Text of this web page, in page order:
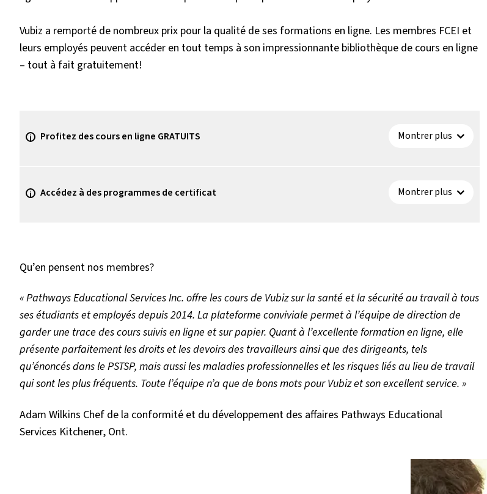
Vubiz a remporté de nombreux prix pour la qualité de ses formations en ligne. Les membres FCEI et
leurs employés peuvent accéder en tout temps à son impressionnante bibliothèque de cours en ligne
– tout à fait gratuitement!
Profitez des cours en ligne GRATUITS Montrer plus
Accédez à des programmes de certificat Montrer plus
Qu’en pensent nos membres?
« Pathways Educational Services Inc. offre les cours de Vubiz sur la santé et la sécurité au travail à tous
ses étudiants et employés depuis 2014. La plateforme conviviale permet à l’équipe de direction de
garder une trace des cours suivis en ligne et sur papier. Quant à l’excellente formation en ligne, elle
présente parfaitement les droits et les devoirs des travailleurs ainsi que des dirigeants, tels
qu’énoncés dans le PSTSP, mais aussi les maladies professionnelles et les risques liés au lieu de travail
qui sont les plus fréquents. Toute l’équipe n’a que de bons mots pour Vubiz et son excellent service. »
Adam Wilkins Chef de la conformité et du développement des affaires Pathways Educational
Services Kitchener, Ont.